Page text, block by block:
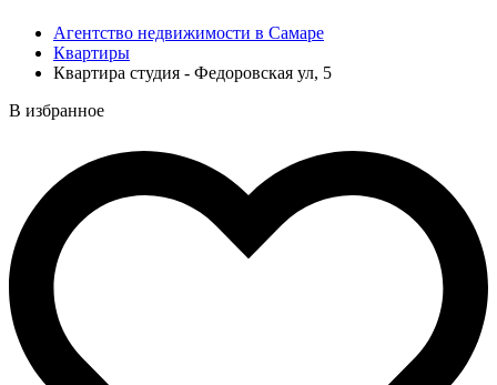
Агентство недвижимости в Самаре
Квартиры
Квартира студия - Федоровская ул, 5
В избранное